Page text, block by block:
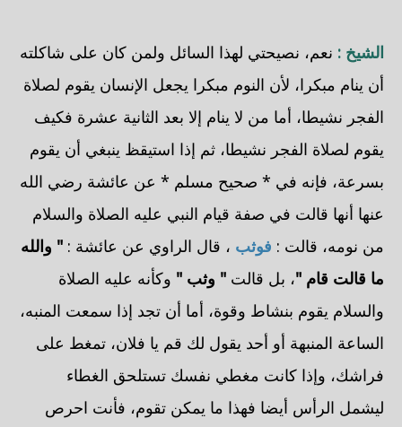
الشيخ : نعم، نصيحتي لهذا السائل ولمن كان على شاكلته
أن ينام مبكرا، لأن النوم مبكرا يجعل الإنسان يقوم لصلاة
الفجر نشيطا، أما من لا ينام إلا بعد الثانية عشرة فكيف
يقوم لصلاة الفجر نشيطا، ثم إذا استيقظ ينبغي أن يقوم
بسرعة، فإنه في * صحيح مسلم * عن عائشة رضي الله
عنها أنها قالت في صفة قيام النبي عليه الصلاة والسلام
من نومه، قالت : فوثب ، قال الراوي عن عائشة : " والله
ما قالت قام "، بل قالت " وثب " وكأنه عليه الصلاة
والسلام يقوم بنشاط وقوة، أما أن تجد إذا سمعت المنبه،
الساعة المنبهة أو أحد يقول لك قم يا فلان، تمغط على
فراشك، وإذا كانت مغطي نفسك تستلحق الغطاء
ليشمل الرأس أيضا فهذا ما يمكن تقوم، فأنت احرص